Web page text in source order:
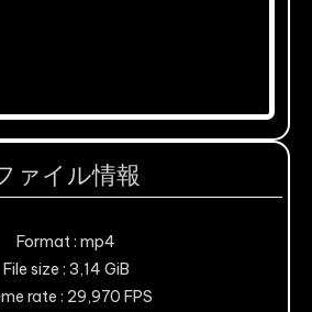
ァイル情報
Format : mp4
File size : 3,14 GiB
rate : 29,970 FPS